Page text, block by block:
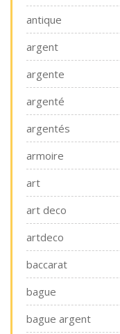
antique
argent
argente
argenté
argentés
armoire
art
art deco
artdeco
baccarat
bague
bague argent